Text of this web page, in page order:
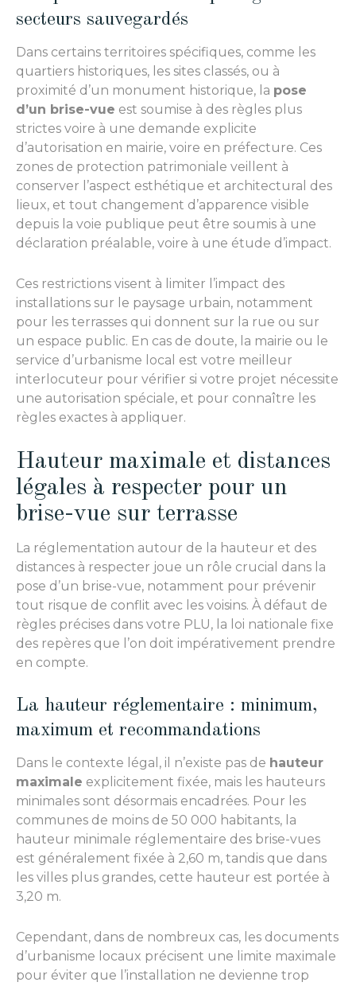
secteurs sauvegardés
Dans certains territoires spécifiques, comme les
quartiers historiques, les sites classés, ou à
proximité d’un monument historique, la pose
d’un brise-vue est soumise à des règles plus
strictes voire à une demande explicite
d’autorisation en mairie, voire en préfecture. Ces
zones de protection patrimoniale veillent à
conserver l’aspect esthétique et architectural des
lieux, et tout changement d’apparence visible
depuis la voie publique peut être soumis à une
déclaration préalable, voire à une étude d’impact.
Ces restrictions visent à limiter l’impact des
installations sur le paysage urbain, notamment
pour les terrasses qui donnent sur la rue ou sur
un espace public. En cas de doute, la mairie ou le
service d’urbanisme local est votre meilleur
interlocuteur pour vérifier si votre projet nécessite
une autorisation spéciale, et pour connaître les
règles exactes à appliquer.
Hauteur maximale et distances
légales à respecter pour un
brise-vue sur terrasse
La réglementation autour de la hauteur et des
distances à respecter joue un rôle crucial dans la
pose d’un brise-vue, notamment pour prévenir
tout risque de conflit avec les voisins. À défaut de
règles précises dans votre PLU, la loi nationale fixe
des repères que l’on doit impérativement prendre
en compte.
La hauteur réglementaire : minimum,
maximum et recommandations
Dans le contexte légal, il n’existe pas de hauteur
maximale explicitement fixée, mais les hauteurs
minimales sont désormais encadrées. Pour les
communes de moins de 50 000 habitants, la
hauteur minimale réglementaire des brise-vues
est généralement fixée à 2,60 m, tandis que dans
les villes plus grandes, cette hauteur est portée à
3,20 m.
Cependant, dans de nombreux cas, les documents
d’urbanisme locaux précisent une limite maximale
pour éviter que l’installation ne devienne trop